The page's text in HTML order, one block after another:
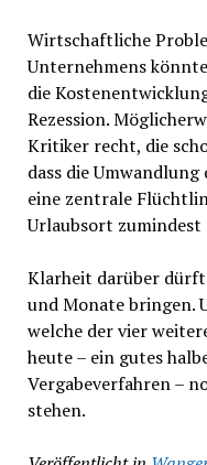
Wirtschaftliche
Unternehmens
die
Rezession.
Kritiker recht, die
dass die
eine zentrale
Urlaubsort
Klarheit darüber
und Monate bringen.
welche der vier
heute – ein gutes
Vergabeverfahren –
stehen.